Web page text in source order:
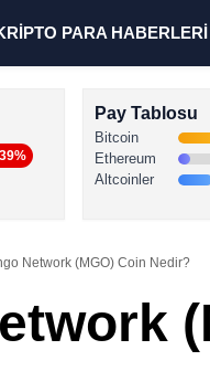
PARA HABERLERİ
Pay Tablosu
Bitcoin
Ethereum
Altcoinler
Network (MGO) Coin Nedir?